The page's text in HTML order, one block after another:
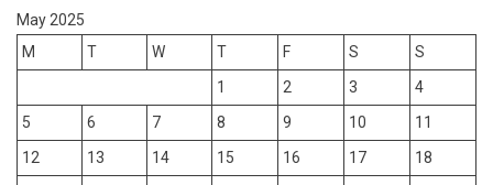
May 2025
M
T W T F S
S
1
2 3
4
5
6 7 8 9 10
11
12
13 14 15 16 17
18